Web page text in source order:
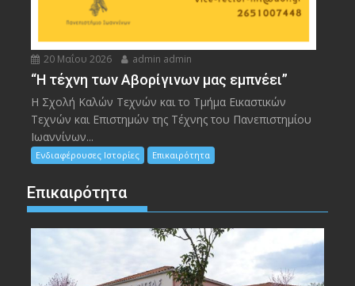
20 Μαΐου 2026 admin admin
“Η τέχνη των Αβορίγινων μας εμπνέει”
Η Σχολή Καλών Τεχνών και το Τμήμα Εικαστικών
Τεχνών και Επιστημών της Τέχνης του Πανεπιστημίου
Ιωαννίνων...
Ενδιαφέρουσες Ιστορίες Επικαιρότητα
Επικαιρότητα